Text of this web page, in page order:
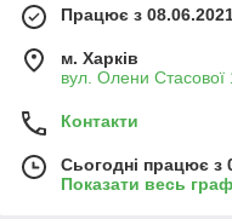
Працює з
м. Харків
вул. Олени Стасової
Контакти
Сьогодні працює з
Показати весь